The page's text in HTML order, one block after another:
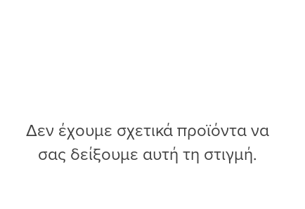
Δεν έχουμε σχετικά προϊόντα να
σας δείξουμε αυτή τη στιγμή.